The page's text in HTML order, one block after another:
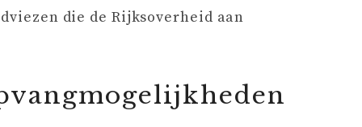
die de Rijksoverheid aan